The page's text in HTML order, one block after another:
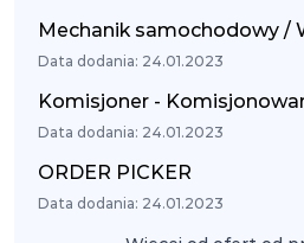
Mechanik samochodowy /
Data dodania: 24.01.2023
Komisjoner -
Data dodania: 24.01.2023
ORDER PICKER
Data dodania: 24.01.2023